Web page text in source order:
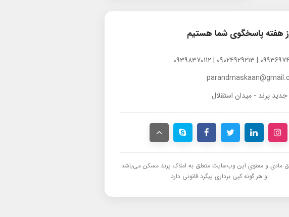
هفته پاسخگوی شما هستیم
09936974518 | 09024929213
پرند - میدان استقلال
مادی و معنوی این وب‌سایت متعلق به املاک پرند مسکن می‌باشد
و هر گونه کپی برداری پیگرد قانونی دارد.